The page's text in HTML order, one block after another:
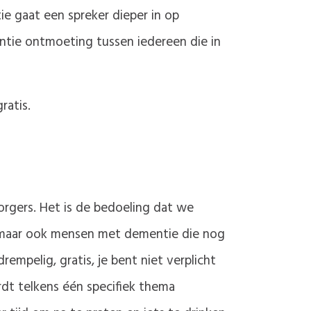
gaat een spreker dieper in op
ontmoeting tussen iedereen die in
Het is de bedoeling dat we
ook mensen met dementie die nog
gratis, je bent niet verplicht
telkens één specifiek thema